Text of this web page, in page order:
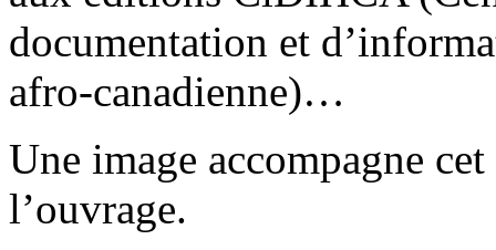
documentation et
afro-canadienne)…
Une image accompagne
l’ouvrage.